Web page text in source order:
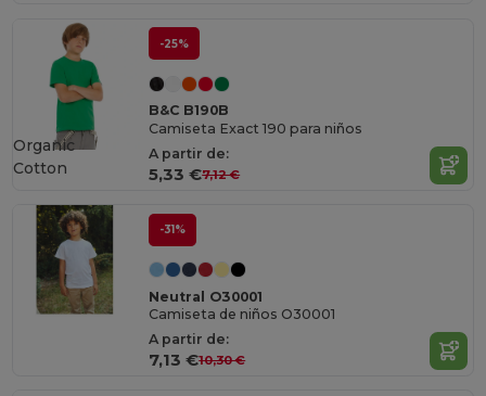
-25%
B&C B190B
Camiseta Exact 190 para niños
A partir de:
5,33 €7,12 €
Organic
Cotton
-31%
Neutral O30001
Camiseta de niños O30001
A partir de:
7,13 €10,30 €